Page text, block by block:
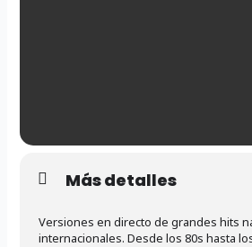
Más detalles
Versiones en directo de grandes hits
internacionales. Desde los 80s hasta